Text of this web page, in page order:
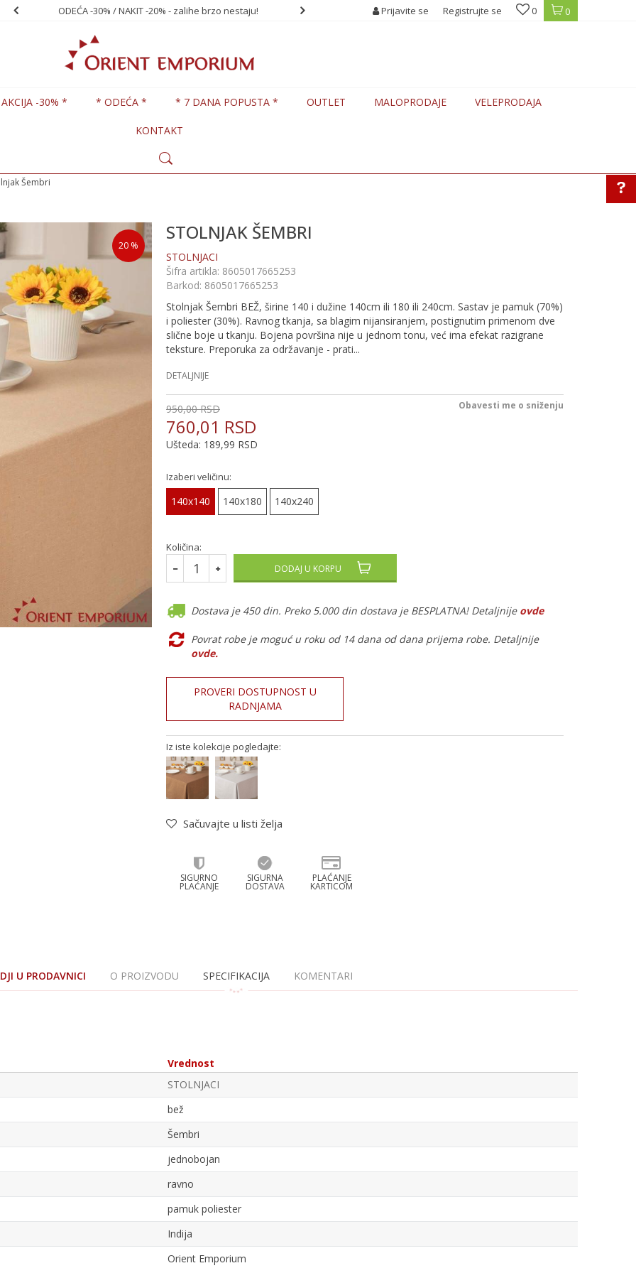
ODEĆA -30% / NAKIT -20% - zalihe brzo nestaju! POPUSTI U KORPI - 10% preko 6.000 din + bespl. dostava 0
0
Prijavite se Registrujte se
-30% * * ODEĆA * * 7 DANA POPUSTA * OUTLET MALOPRODAJE VELEPRODAJA
KONTAKT
Šembri
20 %
STOLNJAK ŠEMBRI
STOLNJACI
Šifra artikla: 8605017665253
Barkod: 8605017665253
Stolnjak Šembri BEŽ, širine 140 i dužine 140cm ili 180 ili 240cm. Sastav je pamuk (70%)
i poliester (30%). Ravnog tkanja, sa blagim nijansiranjem, postignutim primenom dve
slične boje u tkanju. Bojena površina nije u jednom tonu, već ima efekat razigrane
teksture. Preporuka za održavanje - prati...
DETALJNIJE
950,00 RSD
760,01 RSD
Ušteda: 189,99 RSD
Obavesti me o sniženju
Izaberi veličinu:
140x140 140x180 140x240
Količina:
DODAJ U KORPU
Dostava je 450 din. Preko 5.000 din dostava je BESPLATNA! Detaljnije ovde
Povrat robe je moguć u roku od 14 dana od dana prijema robe. Detaljnije
ovde.
PROVERI DOSTUPNOST U
RADNJAMA
Iz iste kolekcije pogledajte:
Sačuvajte u listi želja
SIGURNO
PLAĆANJE
SIGURNA
DOSTAVA
PLAĆANJE
KARTICOM
U PRODAVNICI O PROIZVODU SPECIFIKACIJA KOMENTARI
Vrednost
STOLNJACI
bež
Šembri
jednobojan
ravno
pamuk poliester
Indija
Orient Emporium